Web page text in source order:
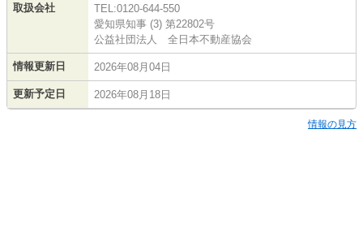
取扱会社
TEL:0120-644-550
愛知県知事 (3) 第22802号
公益社団法人 全日本不動産協会
情報更新日 2026年08月04日
更新予定日 2026年08月18日
情報の見方